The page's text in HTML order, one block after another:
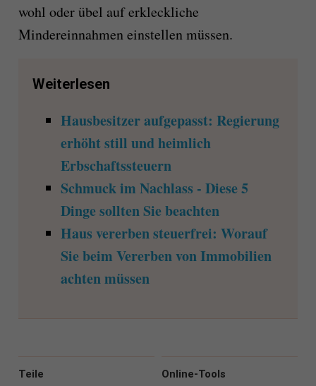
wohl oder übel auf erkleckliche
Mindereinnahmen einstellen müssen.
Weiterlesen
Hausbesitzer aufgepasst: Regierung
erhöht still und heimlich
Erbschaftssteuern
Schmuck im Nachlass - Diese 5
Dinge sollten Sie beachten
Haus vererben steuerfrei: Worauf
Sie beim Vererben von Immobilien
achten müssen
Online-Tools
Teile